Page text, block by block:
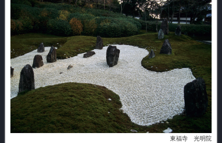
東福寺 光明院